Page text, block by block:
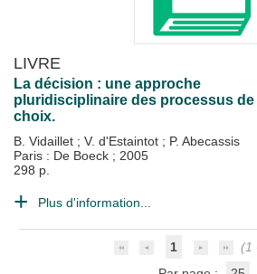
LIVRE
La décision : une approche
pluridisciplinaire des processus de
choix.
B. Vidaillet ; V. d'Estaintot ; P. Abecassis
Paris : De Boeck ; 2005
298 p.
Plus d'information...
1
(1